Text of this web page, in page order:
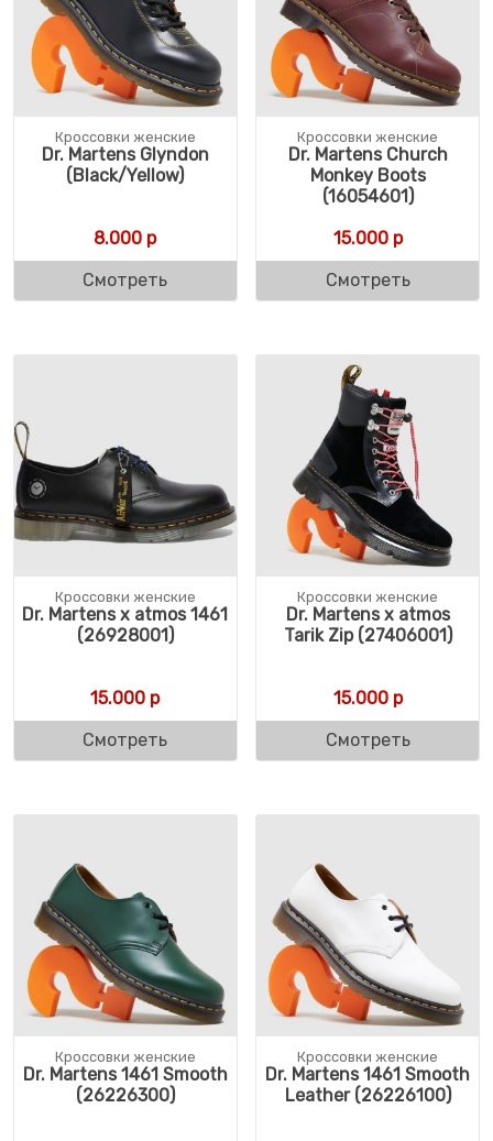
Кроссовки женские
Dr. Martens Glyndon
(Black/Yellow)
8.000 р
Смотреть
Кроссовки женские
Dr. Martens Church
Monkey Boots
(16054601)
15.000р
Смотреть
Кроссовки женские
Dr. Martens x atmos 1461
(26928001)
15.000 р
Смотреть
Кроссовки женские
Dr. Martens x atmos
Tarik Zip (27406001)
15.000р
Смотреть
Кроссовки женские
Dr. Martens 1461 Smooth
(26226300)
Кроссовки женские
Dr. Martens 1461 Smooth
Leather (26226100)